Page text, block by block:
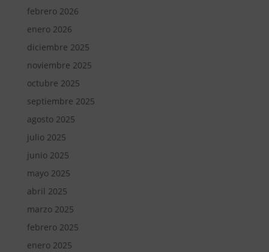
febrero 2026
enero 2026
diciembre 2025
noviembre 2025
octubre 2025
septiembre 2025
agosto 2025
julio 2025
junio 2025
mayo 2025
abril 2025
marzo 2025
febrero 2025
enero 2025